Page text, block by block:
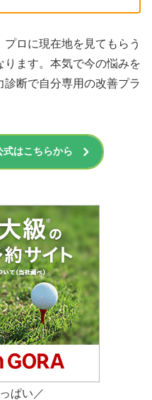
ロに現在地を見てもらう
ます。本気で今の悩みを
断で自分専用の改善プラ
式はこちらから
ぱい／